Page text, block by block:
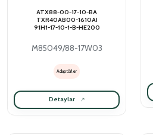
ATX88-00-17-10-BA
TXR40AB00-1610AI
91H1-17-10-1-B-HE200
M85049/88-17W03
Adaptörler
Detaylar